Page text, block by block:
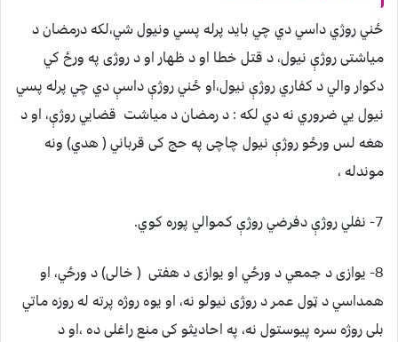
ځني روژي داسي دي چي بايد پرله پسي ونيول شي،لکه درمضان د
مياشتی روژې نيول، د قتل خطا او د ظهار او د روژی په ورځ کي
دکوار والي د کفاري روژې نيول،او ځني روژې داسې دي چي پرله پسي
نيول يي ضروري نه دي لکه : د رمضان د مياشت قضايي روژې، او د
هغه لس ورځو روژې نيول چاچی په حج کی قرباني ( هدي) ونه
موندله ،
7- نفلي روژې دفرضي روژې کموالي پوره کوي.
8- يوازی د جمعي د ورځي او يوازی د هفتی ( خالی) د ورځي، او
همداسي د ټول عمر د روژی نيولو نه، او يوه روژه پرته له روزه ماتي
بلی روژه سره پيوستول نه، په احاديثو کی منع راغلی ده ،او د